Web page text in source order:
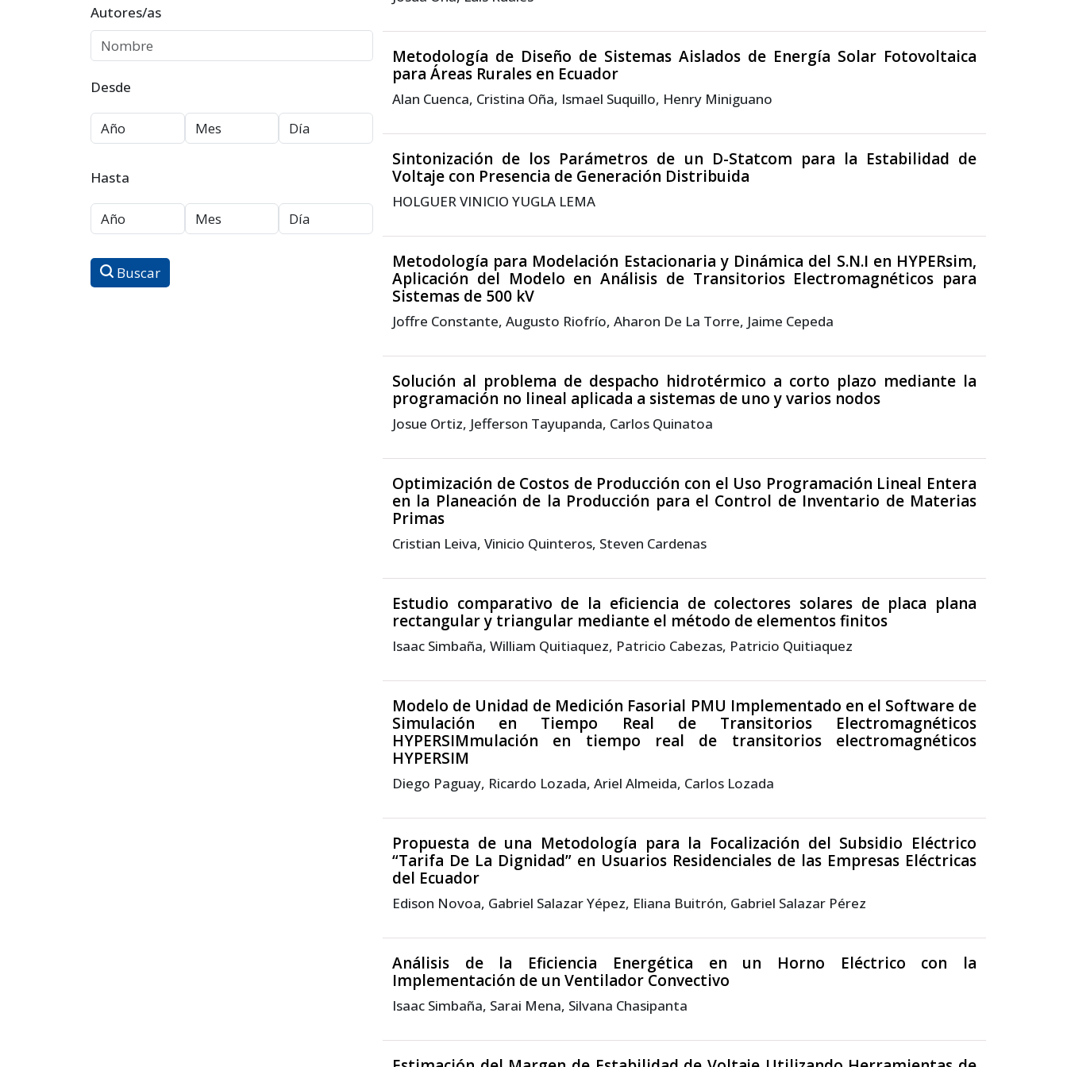
Autores/as
Desde
Hasta
Buscar
Metodología de Diseño de Sistemas Aislados de Energía Solar Fotovoltaica
para Áreas Rurales en Ecuador
Alan Cuenca, Cristina Oña, Ismael Suquillo, Henry Miniguano
Sintonización de los Parámetros de un D-Statcom para la Estabilidad de
Voltaje con Presencia de Generación Distribuida
HOLGUER VINICIO YUGLA LEMA
Metodología para Modelación Estacionaria y Dinámica del S.N.I en HYPERsim,
Aplicación del Modelo en Análisis de Transitorios Electromagnéticos para
Sistemas de 500 kV
Joffre Constante, Augusto Riofrío, Aharon De La Torre, Jaime Cepeda
Solución al problema de despacho hidrotérmico a corto plazo mediante la
programación no lineal aplicada a sistemas de uno y varios nodos
Josue Ortiz, Jefferson Tayupanda, Carlos Quinatoa
Optimización de Costos de Producción con el Uso Programación Lineal Entera
en la Planeación de la Producción para el Control de Inventario de Materias
Primas
Cristian Leiva, Vinicio Quinteros, Steven Cardenas
Estudio comparativo de la eficiencia de colectores solares de placa plana
rectangular y triangular mediante el método de elementos finitos
Isaac Simbaña, William Quitiaquez, Patricio Cabezas, Patricio Quitiaquez
Modelo de Unidad de Medición Fasorial PMU Implementado en el Software de
Simulación en Tiempo Real de Transitorios Electromagnéticos
HYPERSIMmulación en tiempo real de transitorios electromagnéticos
HYPERSIM
Diego Paguay, Ricardo Lozada, Ariel Almeida, Carlos Lozada
Propuesta de una Metodología para la Focalización del Subsidio Eléctrico
“Tarifa De La Dignidad” en Usuarios Residenciales de las Empresas Eléctricas
del Ecuador
Edison Novoa, Gabriel Salazar Yépez, Eliana Buitrón, Gabriel Salazar Pérez
Análisis de la Eficiencia Energética en un Horno Eléctrico con la
Implementación de un Ventilador Convectivo
Isaac Simbaña, Sarai Mena, Silvana Chasipanta